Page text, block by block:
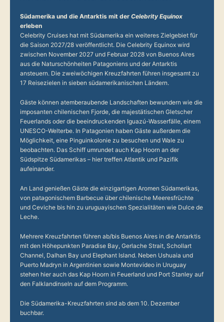
Südamerika und die Antarktis mit der Celebrity Equinox
erleben
Celebrity Cruises hat mit Südamerika ein weiteres Zielgebiet für
die Saison 2027/28 veröffentlicht. Die Celebrity Equinox wird
zwischen November 2027 und Februar 2028 von Buenos Aires
aus die Naturschönheiten Patagoniens und der Antarktis
ansteuern. Die zweiwöchigen Kreuzfahrten führen insgesamt zu
17 Reisezielen in sieben südamerikanischen Ländern.
Gäste können atemberaubende Landschaften bewundern wie die
imposanten chilenischen Fjorde, die majestätischen Gletscher
Feuerlands oder die beeindruckenden Iguazú-Wasserfälle, einem
UNESCO-Welterbe. In Patagonien haben Gäste außerdem die
Möglichkeit, eine Pinguinkolonie zu besuchen und Wale zu
beobachten. Das Schiff umrundet auch Kap Hoorn an der
Südspitze Südamerikas – hier treffen Atlantik und Pazifik
aufeinander.
An Land genießen Gäste die einzigartigen Aromen Südamerikas,
von patagonischem Barbecue über chilenische Meeresfrüchte
und Ceviche bis hin zu uruguayischen Spezialitäten wie Dulce de
Leche.
Mehrere Kreuzfahrten führen ab/bis Buenos Aires in die Antarktis
mit den Höhepunkten Paradise Bay, Gerlache Strait, Schollart
Channel, Dalhan Bay und Elephant Island. Neben Ushuaia und
Puerto Madryn in Argentinien sowie Montevideo in Uruguay
stehen hier auch das Kap Hoorn in Feuerland und Port Stanley auf
den Falklandinseln auf dem Programm.
Die Südamerika-Kreuzfahrten sind ab dem 10. Dezember
buchbar.